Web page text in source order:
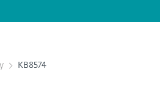
KB8574